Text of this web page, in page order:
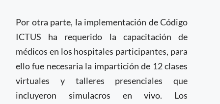
Por otra parte, la implementación de Código
ICTUS ha requerido la capacitación de
médicos en los hospitales participantes, para
ello fue necesaria la impartición de 12 clases
virtuales y talleres presenciales que
incluyeron simulacros en vivo. Los